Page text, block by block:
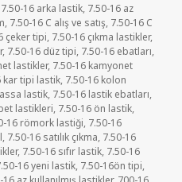
7.50-16 arka lastik, 7.50-16 az
, 7.50-16 C alış ve satış, 7.50-16 C
çeker tipi, 7.50-16 çıkma lastikler,
, 7.50-16 düz tipi, 7.50-16 ebatları,
lastikler, 7.50-16 kamyonet
kar tipi lastik, 7.50-16 kolon
lastik, 7.50-16 lastik ebatları,
lastikleri, 7.50-16 ön lastik,
16 römork lastiği, 7.50-16
, 7.50-16 satılık çıkma, 7.50-16
, 7.50-16 sıfır lastik, 7.50-16
16 yeni lastik, 7.50-16ön tipi,